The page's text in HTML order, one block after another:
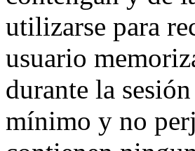
utilizarse para
usuario
durante la
mínimo y no